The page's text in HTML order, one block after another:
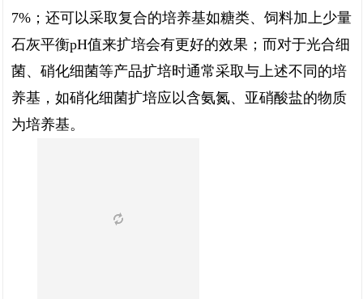
7%；还可以采取复合的培养基如糖类、饲料加上少量
石灰平衡pH值来扩培会有更好的效果；而对于光合细
菌、硝化细菌等产品扩培时通常采取与上述不同的培
养基，如硝化细菌扩培应以含氨氮、亚硝酸盐的物质
为培养基。